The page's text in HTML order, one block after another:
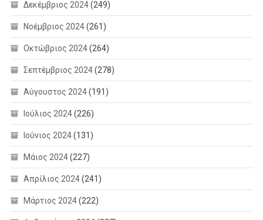
Δεκέμβριος 2024(249)
Νοέμβριος 2024(261)
Οκτώβριος 2024(264)
Σεπτέμβριος 2024(278)
Αύγουστος 2024(191)
Ιούλιος 2024(226)
Ιούνιος 2024(131)
Μάιος 2024(227)
Απρίλιος 2024(241)
Μάρτιος 2024(222)